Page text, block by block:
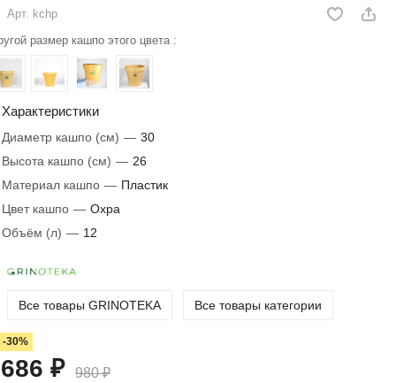
Арт. kchp
размер кашпо этого цвета :
Характеристики
Диаметр кашпо (см) — 30
Высота кашпо (см) — 26
Материал кашпо — Пластик
Цвет кашпо — Охра
Объём (л) — 12
Все товары GRINOTEKA Все товары категории
-30%
686 ₽ 980 ₽